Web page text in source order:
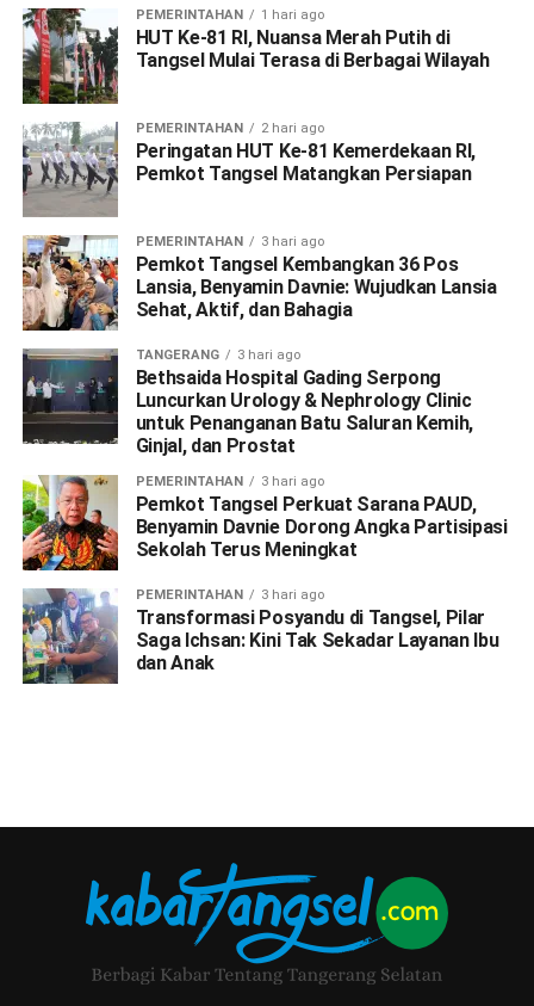
PEMERINTAHAN 1 hari ago
HUT Ke-81 RI, Nuansa Merah Putih di
Tangsel Mulai Terasa di Berbagai Wilayah
PEMERINTAHAN 2 hari ago
Peringatan HUT Ke-81 Kemerdekaan RI,
Pemkot Tangsel Matangkan Persiapan
PEMERINTAHAN 3 hari ago
Pemkot Tangsel Kembangkan 36 Pos
Lansia, Benyamin Davnie: Wujudkan Lansia
Sehat, Aktif, dan Bahagia
TANGERANG 3 hari ago
Bethsaida Hospital Gading Serpong
Luncurkan Urology & Nephrology Clinic
untuk Penanganan Batu Saluran Kemih,
Ginjal, dan Prostat
PEMERINTAHAN 3 hari ago
Pemkot Tangsel Perkuat Sarana PAUD,
Benyamin Davnie Dorong Angka Partisipasi
Sekolah Terus Meningkat
PEMERINTAHAN 3 hari ago
Transformasi Posyandu di Tangsel, Pilar
Saga Ichsan: Kini Tak Sekadar Layanan Ibu
dan Anak